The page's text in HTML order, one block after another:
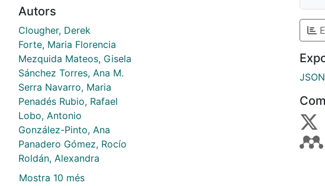
Autors
Clougher, Derek
Forte, Maria Florencia
Mezquida Mateos, Gisela
Sánchez Torres, Ana M.
Serra Navarro, Maria
Penadés Rubio, Rafael
Lobo, Antonio
González-Pinto, Ana
Panadero Gómez, Rocío
Roldán, Alexandra
Mostra 10 més
JSON